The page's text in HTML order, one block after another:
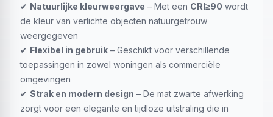
✔ Natuurlijke kleurweergave – Met een CRI≥90 wordt
de kleur van verlichte objecten natuurgetrouw
weergegeven
✔ Flexibel in gebruik – Geschikt voor verschillende
toepassingen in zowel woningen als commerciële
omgevingen
✔ Strak en modern design – De mat zwarte afwerking
zorgt voor een elegante en tijdloze uitstraling die in